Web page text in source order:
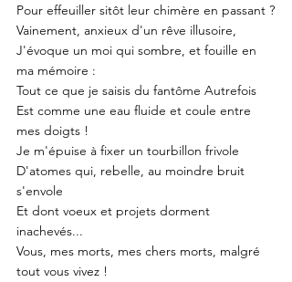
Pour effeuiller sitôt leur chimère en passant ?
Vainement, anxieux d'un rêve illusoire,
J'évoque un moi qui sombre, et fouille en
ma mémoire :
Tout ce que je saisis du fantôme Autrefois
Est comme une eau fluide et coule entre
mes doigts !
Je m'épuise à fixer un tourbillon frivole
D'atomes qui, rebelle, au moindre bruit
s'envole
Et dont voeux et projets dorment
inachevés...
Vous, mes morts, mes chers morts, malgré
tout vous vivez !